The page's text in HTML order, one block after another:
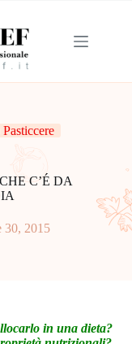
C’É DA
30, 2015
in una dieta?